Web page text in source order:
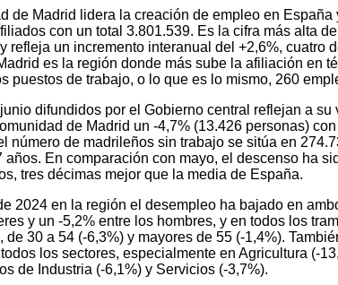
de Madrid lidera la creación de empleo en España
con un total 3.801.539. Es la cifra más alta
refleja un incremento interanual del +2,6%, cuatro
es la región donde más sube la afiliación en
puestos de trabajo, o lo que es lo mismo, 260
difundidos por el Gobierno central reflejan a su
de Madrid un -4,7% (13.426 personas)
número de madrileños sin trabajo se sitúa en
años. En comparación con mayo, el descenso ha
tres décimas mejor que la media de España.
2024 en la región el desempleo ha bajado en
y un -5,2% entre los hombres, y en todos los
de 30 a 54 (-6,3%) y mayores de 55 (-1,4%).
los sectores, especialmente en Agricultura (-
de Industria (-6,1%) y Servicios (-3,7%).